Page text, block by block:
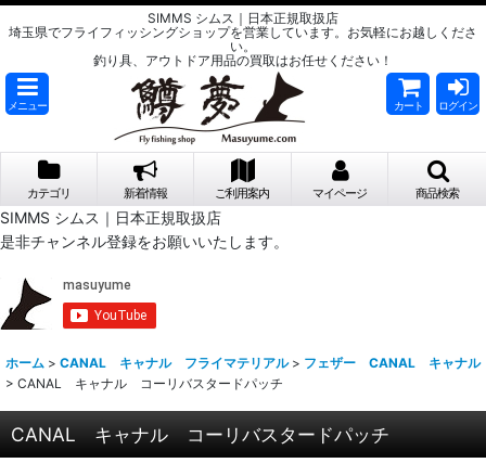
SIMMS シムス｜日本正規取扱店
埼玉県でフライフィッシングショップを営業しています。お気軽にお越しくださ
い。
釣り具、アウトドア用品の買取はお任せください！
メニュー カート ログイン
カテゴリ 新着情報 ご利用案内 マイページ 商品検索
SIMMS シムス｜日本正規取扱店
是非チャンネル登録をお願いいたします。
ホーム > CANAL キャナル フライマテリアル > フェザー CANAL キャナル
> CANAL キャナル コーリバスタードパッチ
CANAL キャナル コーリバスタードパッチ